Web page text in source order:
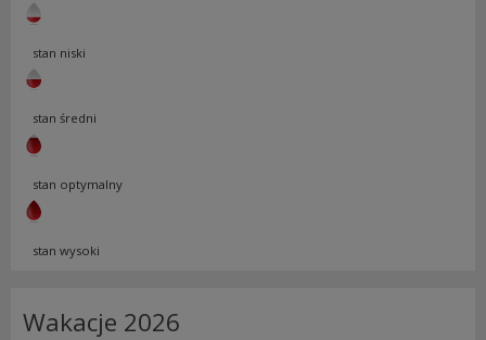
stan niski
stan średni
stan optymalny
stan wysoki
Wakacje 2026